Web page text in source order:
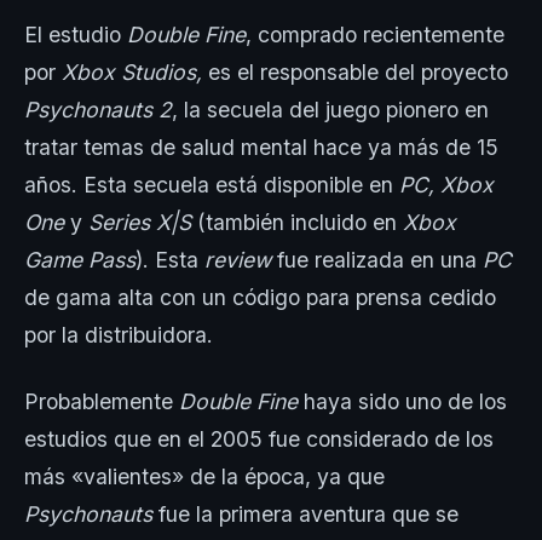
El estudio Double Fine, comprado recientemente
por Xbox Studios, es el responsable del proyecto
Psychonauts 2, la secuela del juego pionero en
tratar temas de salud mental hace ya más de 15
años. Esta secuela está disponible en PC, Xbox
Oney Series X|S(también incluido en Xbox
Game Pass). Esta reviewfue realizada en una PC
de gama alta con un código para prensa cedido
por la distribuidora.
Probablemente Double Finehaya sido uno de los
estudios que en el 2005 fue considerado de los
más «valientes» de la época, ya que
Psychonautsfue la primera aventura que se